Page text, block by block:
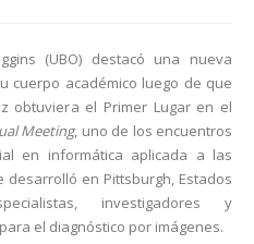
(UBO) destacó una nueva
cuerpo académico luego de que
obtuviera el Primer Lugar en el
Meeting, uno de los encuentros
en informática aplicada a las
desarrolló en Pittsburgh, Estados
investigadores y
el diagnóstico por imágenes.